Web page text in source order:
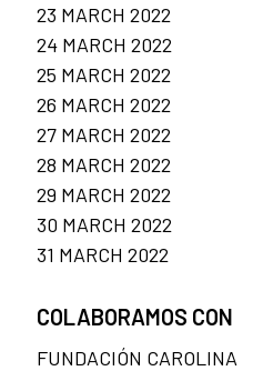
23 MARCH 2022
24 MARCH 2022
25 MARCH 2022
26 MARCH 2022
27 MARCH 2022
28 MARCH 2022
29 MARCH 2022
30 MARCH 2022
31 MARCH 2022
COLABORAMOS CON
FUNDACIÓN CAROLINA